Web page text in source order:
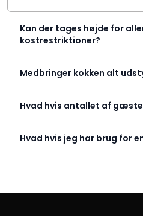
Kan der tages højde for
kostrestriktioner?
Medbringer kokken alt
Hvad hvis antallet af
Hvad hvis jeg har brug for